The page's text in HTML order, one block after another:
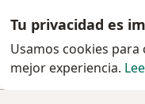
Municipio:
Tu privacidad es
Usamos cookies
mejor experiencia.